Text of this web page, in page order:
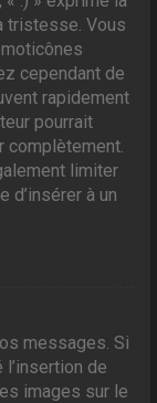
tristesse. Vous
cependant de
rapidement
pourrait
complètement.
limiter
d’insérer à un
messages. Si
de
images sur le